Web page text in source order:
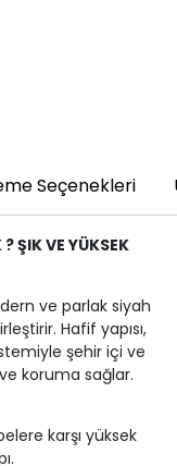
Seçenekleri
ŞIK VE YÜKSEK
ve parlak siyah
Hafif yapısı,
şehir içi ve
koruma sağlar.
karşı yüksek